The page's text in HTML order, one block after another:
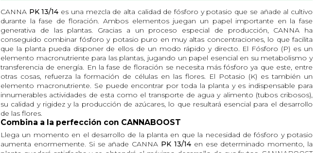
CANNA PK 13/14 es una mezcla de alta calidad de fósforo y potasio que se añade al cultivo
durante la fase de floración. Ambos elementos juegan un papel importante en la fase
generativa de las plantas. Gracias a un proceso especial de producción, CANNA ha
conseguido combinar fósforo y potasio puro en muy altas concentraciones, lo que facilita
que la planta pueda disponer de ellos de un modo rápido y directo. El Fósforo (P) es un
elemento macronutriente para las plantas, jugando un papel esencial en su metabolismo y
transferencia de energía. En la fase de floración se necesita más fósforo ya que este, entre
otras cosas, refuerza la formación de células en las flores. El Potasio (K) es también un
elemento macronutriente. Se puede encontrar por toda la planta y es indispensable para
innumerables actividades de esta como el transporte de agua y alimento (tubos cribosos),
su calidad y rigidez y la producción de azúcares, lo que resultará esencial para el desarrollo
de las flores.
Combina a la perfección con CANNABOOST
Llega un momento en el desarrollo de la planta en que la necesidad de fósforo y potasio
aumenta enormemente. Si se añade CANNA PK 13/14en ese determinado momento, la
planta quedará satisfecha y se obtendrá el máximo desarrollo de sus frutos. CANNABOOST